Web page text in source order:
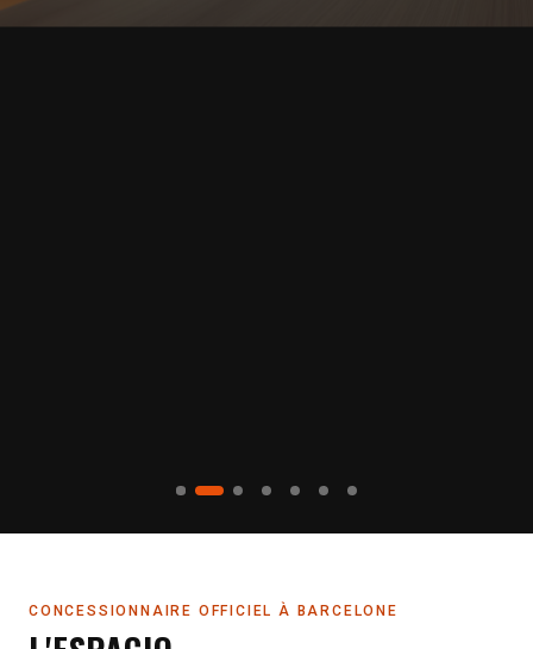
CONCESSIONNAIRE OFFICIEL À BARCELONE